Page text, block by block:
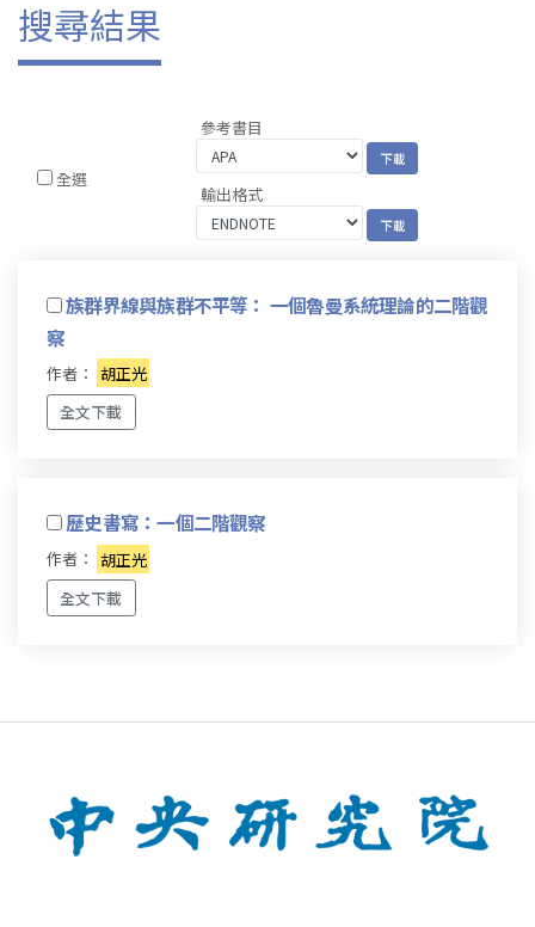
搜尋結果
全選
參考書目
輸出格式
族群界線與族群不平等： 一個魯曼系統理論的二階觀
察
作者： 胡正光
全文下載
歷史書寫：一個二階觀察
作者： 胡正光
全文下載